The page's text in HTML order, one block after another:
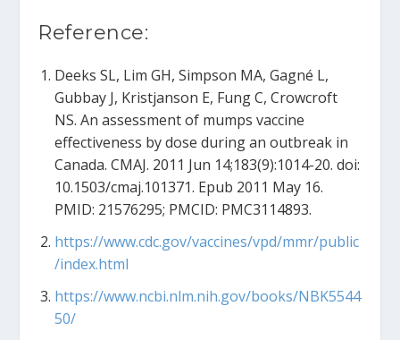
Reference:
Deeks SL, Lim GH, Simpson MA, Gagné L,
Gubbay J, Kristjanson E, Fung C, Crowcroft
NS. An assessment of mumps vaccine
effectiveness by dose during an outbreak in
Canada. CMAJ. 2011 Jun 14;183(9):1014-20. doi:
10.1503/cmaj.101371. Epub 2011 May 16.
PMID: 21576295; PMCID: PMC3114893.
https://www.cdc.gov/vaccines/vpd/mmr/public
/index.html
https://www.ncbi.nlm.nih.gov/books/NBK5544
50/